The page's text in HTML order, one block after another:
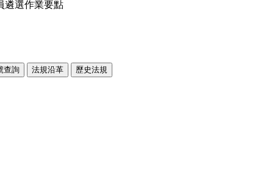
遴選作業要點